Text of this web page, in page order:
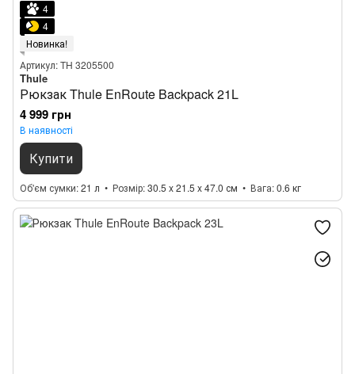
4
4
Новинка!
Артикул: TH 3205500
Thule
Рюкзак Thule EnRoute Backpack 21L
4 999 грн
В наявності
Купити
Об'єм сумки 21 л Розмір 30.5 x 21.5 x 47.0 см Вага 0.6 кг